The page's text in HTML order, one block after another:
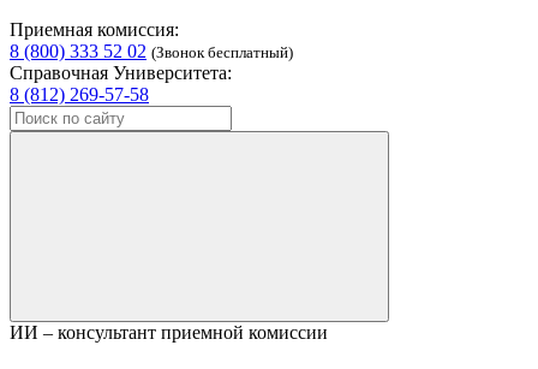
Приемная комиссия:
8 (800) 333 52 02 (Звонок бесплатный)
Справочная Университета:
8 (812) 269-57-58
ИИ – консультант приемной комиссии